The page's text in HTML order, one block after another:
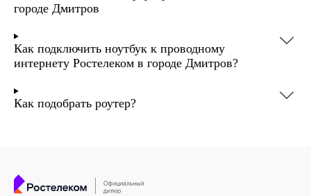
городе Дмитров
Как подключить ноутбук к проводному
интернету Ростелеком в городе Дмитров?
Как подобрать роутер?